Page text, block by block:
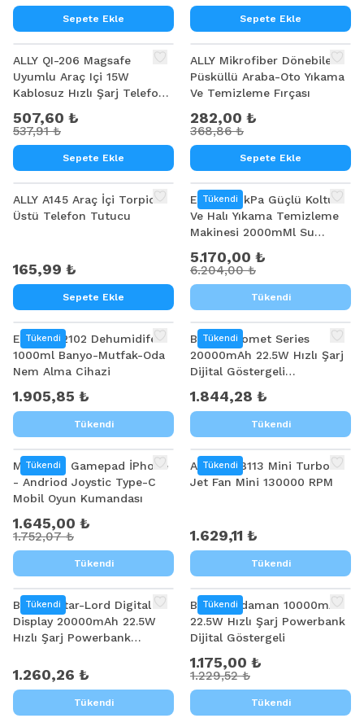
Sepete Ekle Sepete Ekle
ALLY QI-206 Magsafe
Uyumlu Araç Içi 15W
Kablosuz Hızlı Şarj Telefon
507,60 ₺
537,91 ₺
Sepete Ekle
ALLY Mikrofiber Dönebilen
Püsküllü Araba-Oto Yıkama
Ve Temizleme Fırçası
282,00 ₺
368,86 ₺
Sepete Ekle
ALLY A145 Araç İçi Torpido
Üstü Telefon Tutucu
165,99 ₺
Sepete Ekle
Tükendi
EZERE 14kPa Güçlü Koltuk
Ve Halı Yıkama Temizleme
Makinesi 2000mMl Su
5.170,00 ₺
6.204,00 ₺
Tükendi
Tükendi
EZERE H2102 Dehumidifer
1000ml Banyo-Mutfak-Oda
Nem Alma Cihazi
1.905,85 ₺
Tükendi
Tükendi
Baseus Comet Series
20000mAh 22.5W Hızlı Şarj
Dijital Göstergeli
1.844,28 ₺
Tükendi
Tükendi
MEMO S3 Gamepad İPhone
- Andriod Joystic Type-C
Mobil Oyun Kumandası
1.645,00 ₺
1.752,07 ₺
Tükendi
Tükendi
ALLY ST-8113 Mini Turbo
Jet Fan Mini 130000 RPM
1.629,11 ₺
Tükendi
Tükendi
Baseus Star-Lord Digital
Display 20000mAh 22.5W
Hızlı Şarj Powerbank
1.260,26 ₺
Tükendi
Tükendi
Baseus Adaman 10000mAh
22.5W Hızlı Şarj Powerbank
Dijital Göstergeli
1.175,00 ₺
1.229,52 ₺
Tükendi